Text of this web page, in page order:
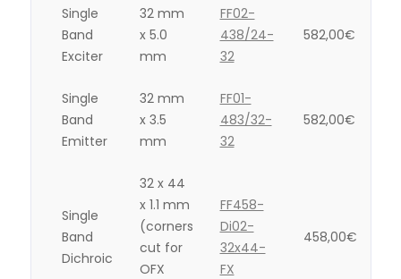
Single
Band
Exciter
32 mm
x 5.0
mm
FF02-
438/24-
32
582,00€
Single
Band
Emitter
32 mm
x 3.5
mm
FF01-
483/32-
32
582,00€
Single
Band
Dichroic
32 x 44
x 1.1 mm
(corners
cut for
OFX
FF458-
Di02-
32x44-
FX
458,00€